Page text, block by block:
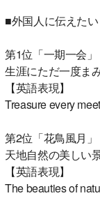
■外国人に伝えた
第1位「一期一会」
生涯にただ一度ま
【英語表現】
Treasure every
第2位「花鳥風月」
天地自然の美しい景
【英語表現】
The beauties of